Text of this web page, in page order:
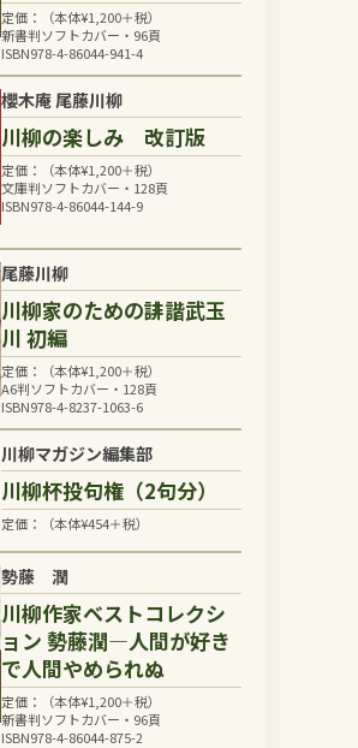
定価：（本体¥1,200＋税）
新書判ソフトカバー・96頁
ISBN978-4-86044-941-4
櫻木庵 尾藤川柳
川柳の楽しみ 改訂版
定価：（本体¥1,200＋税）
文庫判ソフトカバー・128頁
ISBN978-4-86044-144-9
尾藤川柳
川柳家のための誹諧武玉
川 初編
定価：（本体¥1,200＋税）
A6判ソフトカバー・128頁
ISBN978-4-8237-1063-6
川柳マガジン編集部
川柳杯投句権（2句分）
定価：（本体¥454＋税）
勢藤 潤
川柳作家ベストコレクシ
ョン 勢藤潤―人間が好き
で人間やめられぬ
定価：（本体¥1,200＋税）
新書判ソフトカバー・96頁
ISBN978-4-86044-875-2